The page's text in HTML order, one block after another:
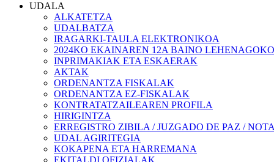
UDALA
ALKATETZA
UDALBATZA
IRAGARKI-TAULA ELEKTRONIKOA
2024KO EKAINAREN 12A BAINO
INPRIMAKIAK ETA ESKAERAK
AKTAK
ORDENANTZA FISKALAK
ORDENANTZA EZ-FISKALAK
KONTRATATZAILEAREN PROFILA
HIRIGINTZA
ERREGISTRO ZIBILA / JUZGADO DE PAZ /
UDAL AGIRITEGIA
KOKAPENA ETA HARREMANA
EKITALDI OFIZIALAK